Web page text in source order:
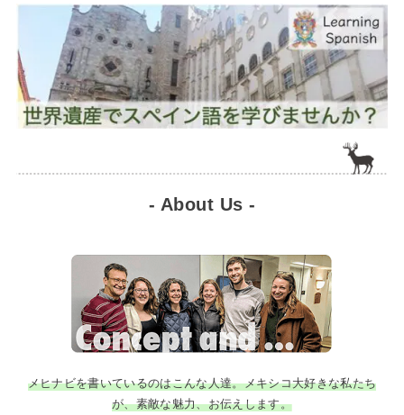
- About Us -
メヒナビを書いているのはこんな人達。メキシコ大好きな私たち
が、素敵な魅力、お伝えします。